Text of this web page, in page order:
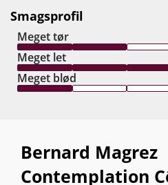
Smagsprofil
Meget tør
Meget let
Meget blød
Bernard Magrez
Contemplation